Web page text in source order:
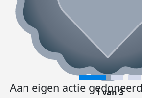
Aan eigen actie gedoneerd
1 van 3